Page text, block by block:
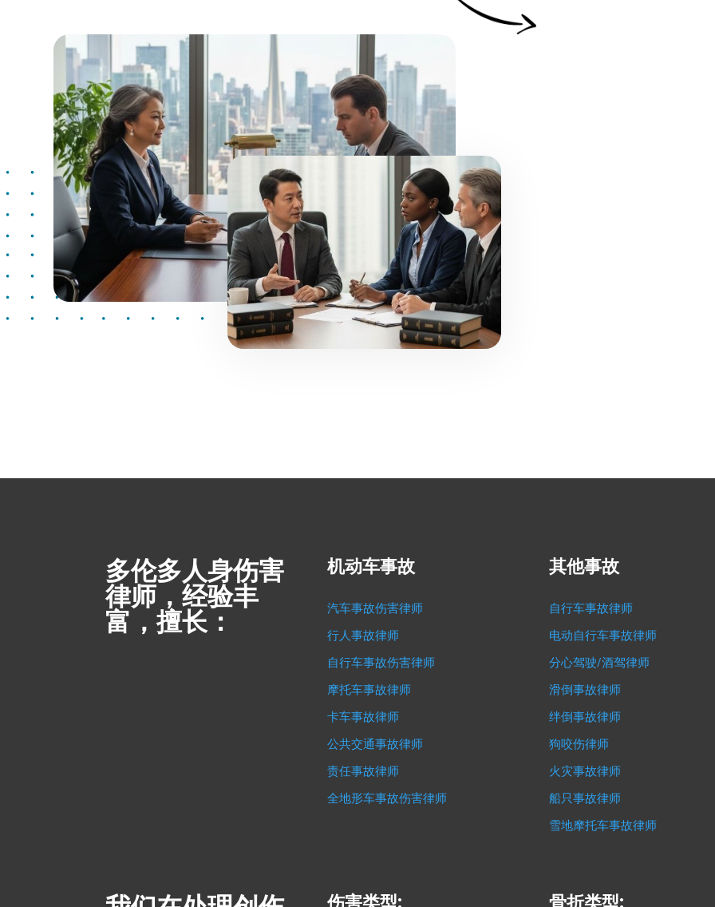
多伦多人身伤害
律师，经验丰
富，擅长：
机动车事故
汽车事故伤害律师
行人事故律师
自行车事故伤害律师
摩托车事故律师
卡车事故律师
公共交通事故律师
责任事故律师
全地形车事故伤害律师
其他事故
自行车事故律师
电动自行车事故律师
分心驾驶/酒驾律师
滑倒事故律师
绊倒事故律师
狗咬伤律师
火灾事故律师
船只事故律师
雪地摩托车事故律师